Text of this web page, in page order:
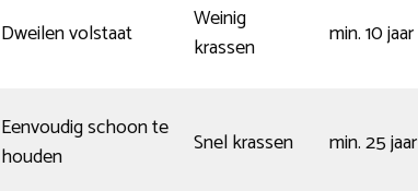
Dweilen volstaat
Weinig
krassen
min. 10 jaar
Eenvoudig schoon te
houden
Snel krassen min. 25 jaar